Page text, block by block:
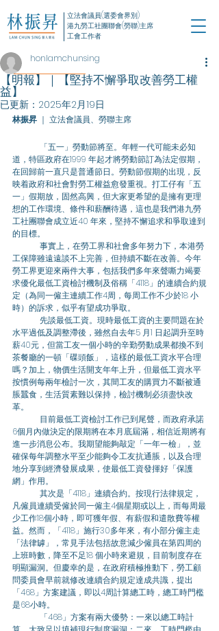
立法會議員(選委會界別)
港九勞工社團聯會(勞聯)主席
工會工作者
【明報】｜【堅持不懈爭取改善勞工權
益】
honlamchunsing
已更新： 2025年2月19日
林振昇 ｜ 立法會議員、勞聯主席
「五一」勞動節將至。年輕一代可能未必知
道，特區政府在1999 年起才將勞動節訂為法定假期，
在回歸前一直只是普通節日。勞動節假期的出現，反
映着政府和社會對勞工權益愈發重視。打工仔有「五
一」假期放，固然高興，但大家更希望的是擁有更理
想的工作環境、條件和薪酬待遇，這也是我們港九勞
工社團聯會成立近40 年來，堅持不懈追求和爭取達到
的目標。
工保障雖遠遠談不上完善，但持續不斷在改善。今年
勞工界更迎來兩件大事，包括我們多年來聲嘶力竭要
求優化最低工資檢討機制及俗稱「4118」的連續合約規
定（為同一僱主連續工作4周，每周工作不少於18 小
時）的訴求，似乎有望成功爭取。
水平過低及調整滯後，雖然自去年5 月1 日起調升至時
薪40元，但當工友一個小時的辛勤勞動成果都換不到
茶餐廳的一頓「碟頭飯」，這樣的最低工資水平合理
嗎？加上，物價生活開支年年上升，但最低工資水平
按慣例每兩年檢討一次，其間工友的購買力不斷被通
脹蠶食，生活質素難以保持，檢討機制必須盡快改
革。
6個月內做決定的限期將在本月底屆滿，相信近期將有
進一步消息公布。我期望能夠敲定「一年一檢」，並
確保每年調整水平至少能夠令工友抗通脹，以及合理
地分享到經濟發展成果，使最低工資發揮好「保護
網」作用。
凡僱員連續受僱於同一僱主4個星期或以上，而每周最
少工作18個小時，即可獲年假、有薪假和遣散費等權
益。然而，「4118」施行30多年來，有小部分僱主走
「法律罅」，常見手法包括故意減少僱員在第四周的
上班時數，降至不足18 個小時來避規，目前制度存在
明顯漏洞。但慶幸的是，在政府積極推動下，勞工顧
問委員會早前就修改連續合約規定達成共識，提出
「468」方案建議，即以4周計算總工時，總工時門檻
是68小時。